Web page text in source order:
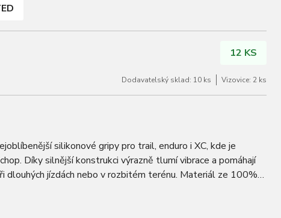
12 KS
Dodavatelský sklad: 10 ks Vizovice: 2 ks
silikonové gripy pro trail, enduro i XC, kde je
Díky silnější konstrukci výrazně tlumí vibrace a pomáhají
dlouhých jízdách nebo v rozbitém terénu. Materiál ze 100%